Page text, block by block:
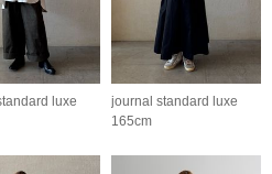
luxe
journal standard luxe
165cm